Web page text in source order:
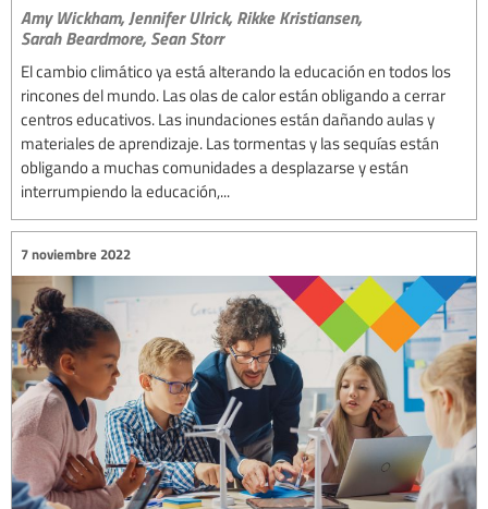
Amy Wickham,Jennifer Ulrick, Rikke Kristiansen,
Sarah Beardmore, Sean Storr
El cambio climático ya está alterando la educación en todos los
rincones del mundo. Las olas de calor están obligando a cerrar
centros educativos. Las inundaciones están dañando aulas y
materiales de aprendizaje. Las tormentas y las sequías están
obligando a muchas comunidades a desplazarse y están
interrumpiendo la educación,...
7 noviembre 2022